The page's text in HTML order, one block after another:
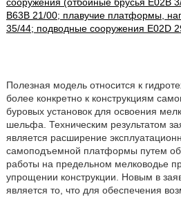
B63B 21/00; плавучие платформы,
35/44; подводные сооружения E02D
Полезная модель относится к
более конкретно к конструкциям
буровых установок для освоения
шельфа. Техническим результатом
является расширение
самоподъемной платформы путем
работы на предельном мелководье
упрощении конструкции. Новым в
является то, что для обеспечения